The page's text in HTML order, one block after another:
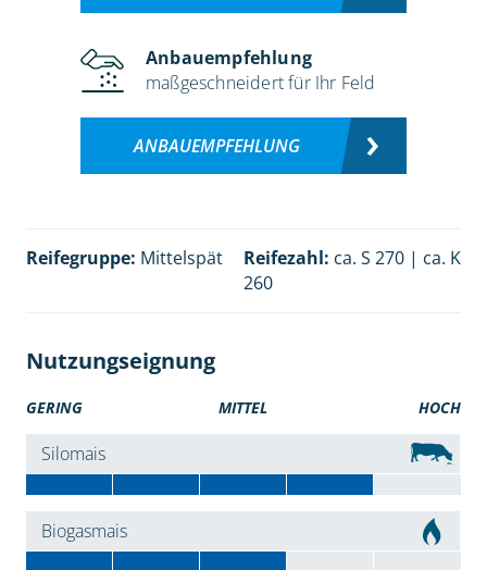
Anbauempfehlung
maßgeschneidert für Ihr Feld
ANBAUEMPFEHLUNG
Reifegruppe: Mittelspät Reifezahl: ca. S 270 | ca. K
260
Nutzungseignung
GERING MITTEL HOCH
Silomais
Biogasmais